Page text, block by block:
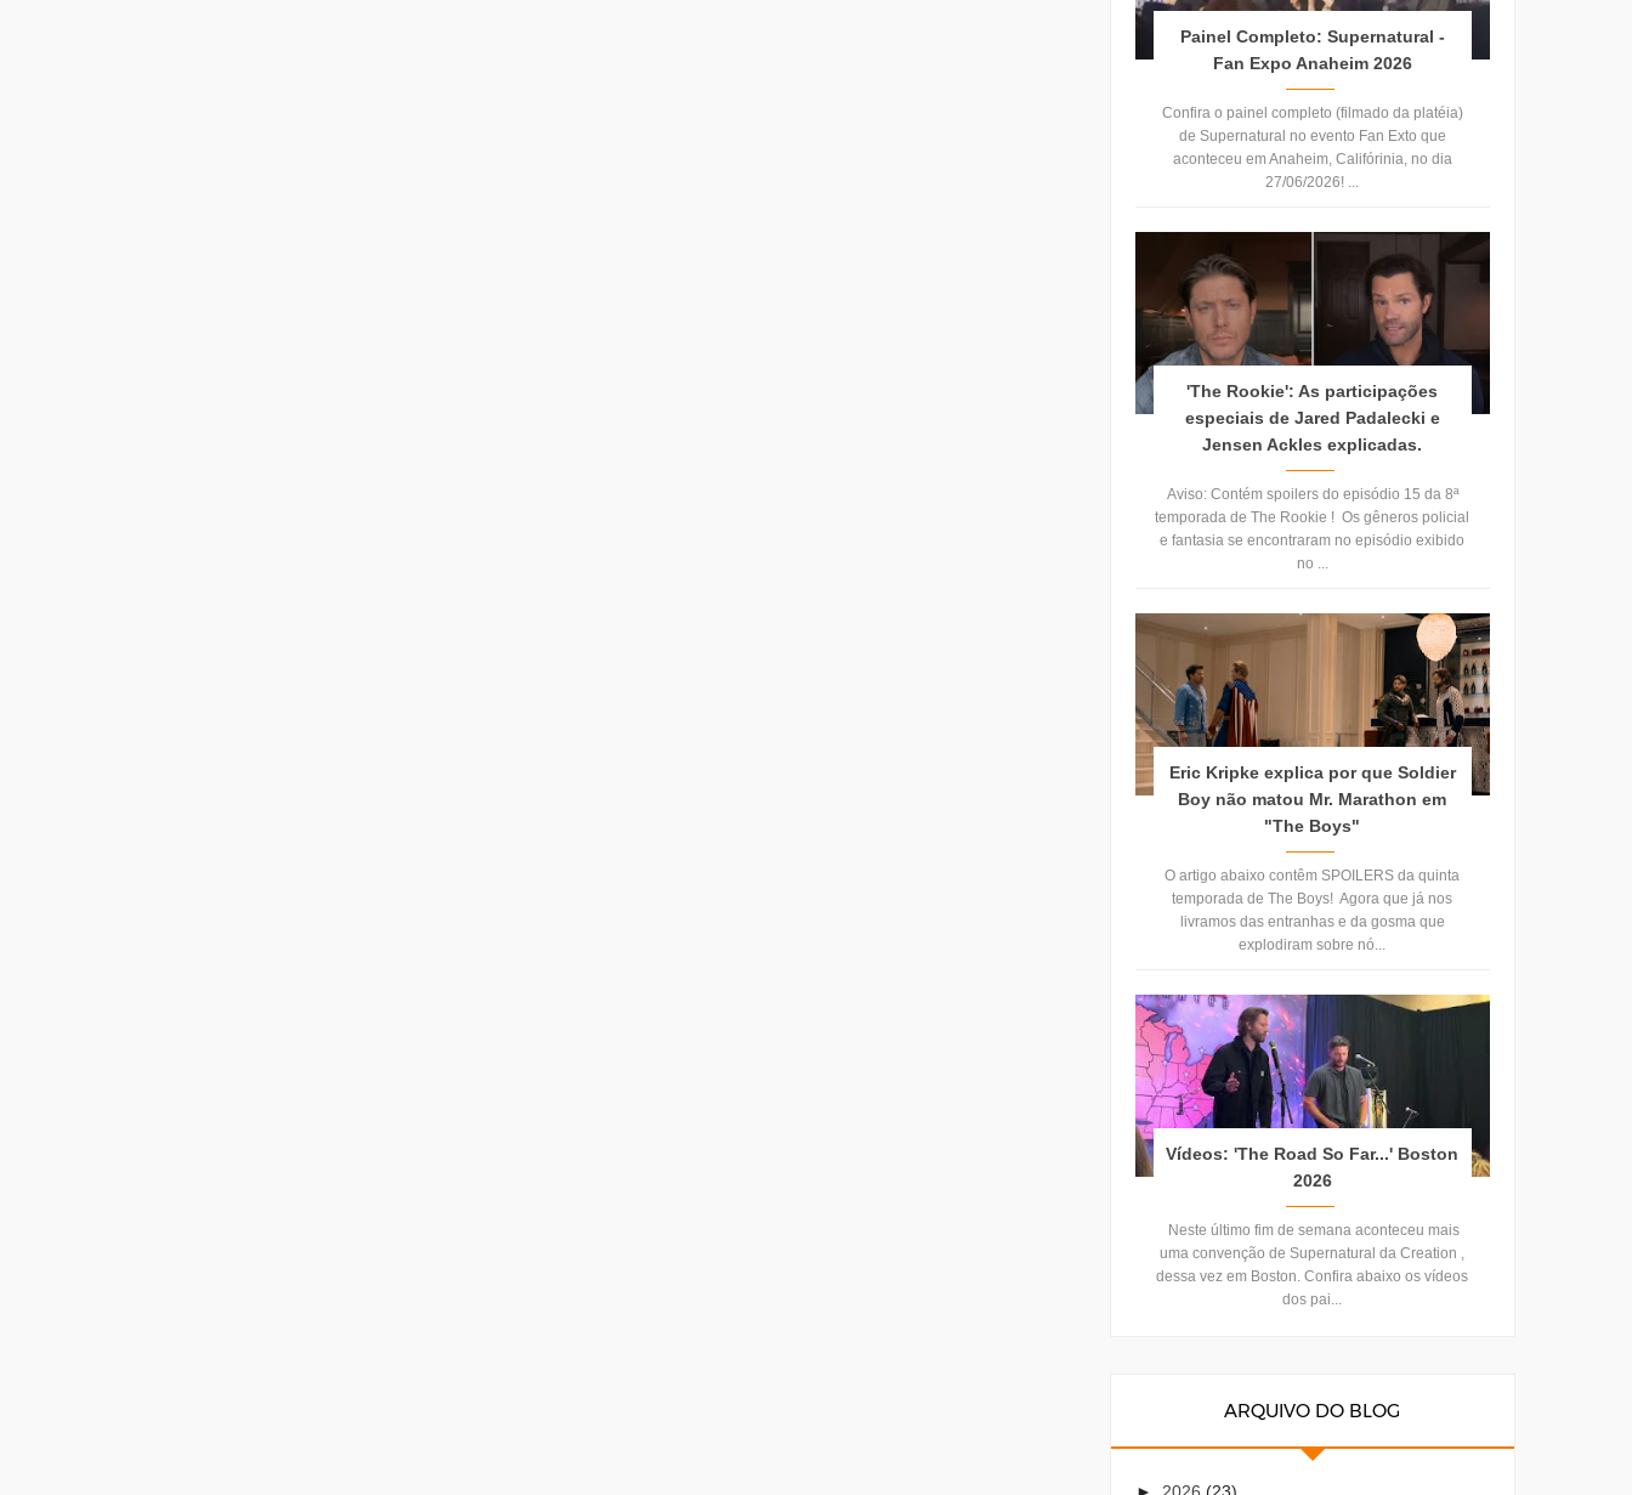
Painel Completo: Supernatural -
Fan Expo Anaheim 2026
Confira o painel completo (filmado da platéia)
de Supernatural no evento Fan Exto que
aconteceu em Anaheim, Califórinia, no dia
27/06/2026! ...
'The Rookie': As participações
especiais de Jared Padalecki e
Jensen Ackles explicadas.
Aviso: Contém spoilers do episódio 15 da 8ª
temporada de The Rookie ! Os gêneros policial
e fantasia se encontraram no episódio exibido
no ...
Eric Kripke explica por que Soldier
Boy não matou Mr. Marathon em
"The Boys"
O artigo abaixo contêm SPOILERS da quinta
temporada de The Boys! Agora que já nos
livramos das entranhas e da gosma que
explodiram sobre nó...
Vídeos: 'The Road So Far...' Boston
2026
Neste último fim de semana aconteceu mais
uma convenção de Supernatural da Creation ,
dessa vez em Boston. Confira abaixo os vídeos
dos pai...
ARQUIVO DO BLOG
► 2026 (23)